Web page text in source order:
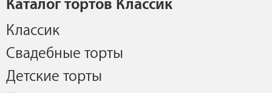
Каталог тортов Классик
Классик
Свадебные торты
Детские торты